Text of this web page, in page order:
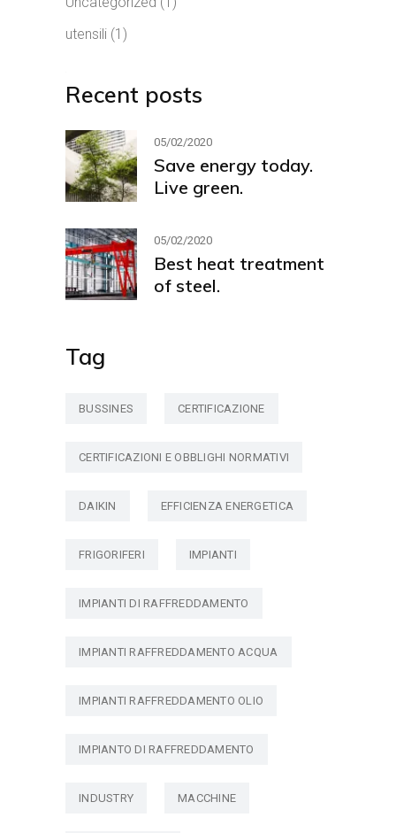
utensili (1)
Recent posts
05/02/2020
Save energy today.
Live green.
05/02/2020
Best heat treatment
of steel.
Tag
BUSSINES CERTIFICAZIONE
CERTIFICAZIONI E OBBLIGHI NORMATIVI
DAIKIN EFFICIENZA ENERGETICA
FRIGORIFERI IMPIANTI
IMPIANTI DI RAFFREDDAMENTO
IMPIANTI RAFFREDDAMENTO ACQUA
IMPIANTI RAFFREDDAMENTO OLIO
IMPIANTO DI RAFFREDDAMENTO
INDUSTRY MACCHINE